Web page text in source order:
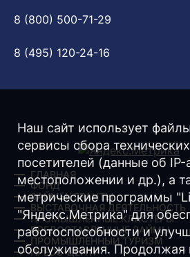
8 (800) 500-71-29
8 (495) 120-24-16
ГЛАВНАЯ
ФОНД
ЗАЙМЫ/ ГРАНТЫ
ВЫСТАВОЧНАЯ ДЕЯТЕЛЬНОСТЬ
ПРОМЫШЛЕННЫЕ КЛАСТЕРЫ
ПРЕДОСТАВЛЕННЫЕ ЗАЙМЫ
ПРОМЫШЛЕННЫЙ ТУРИЗМ
ПРЕСС-ЦЕНТР
Наш сайт использует
сервисы сбора
посетителей (данные об IP-
местоположении и др.), а
метрические программы
"Яндекс.Метрика" для
работоспособности и
обслуживания. Продолжая